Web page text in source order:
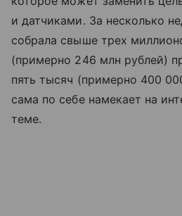
и датчиками. За несколько
собрала свыше трех
(примерно 246 млн рублей)
пять тысяч (примерно 400
сама по себе намекает на
теме.